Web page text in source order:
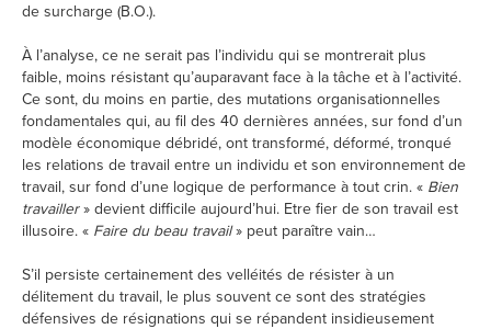
de surcharge (B.O.).
À l’analyse, ce ne serait pas l’individu qui se montrerait plus
faible, moins résistant qu’auparavant face à la tâche et à l’activité.
Ce sont, du moins en partie, des mutations organisationnelles
fondamentales qui, au fil des 40 dernières années, sur fond d’un
modèle économique débridé, ont transformé, déformé, tronqué
les relations de travail entre un individu et son environnement de
travail, sur fond d’une logique de performance à tout crin. « Bien
travailler» devient difficile aujourd’hui. Etre fier de son travail est
illusoire. « Faire du beau travail» peut paraître vain…
S’il persiste certainement des velléités de résister à un
délitement du travail, le plus souvent ce sont des stratégies
défensives de résignations qui se répandent insidieusement